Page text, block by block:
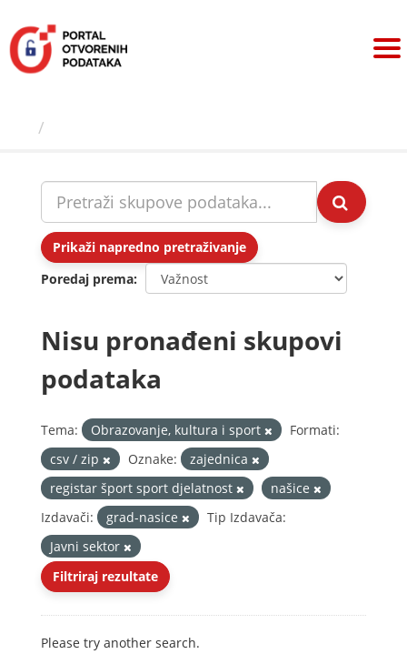
sadržaj
Prikaži napredno pretraživanje
Poredaj prema
Nisu pronađeni skupovi
podataka
Tema: Obrazovanje, kultura i sport
Formati:
csv / zip
Oznake:
zajednica
registar šport sport djelatnost
našice
Izdavači:
grad-nasice
Tip Izdavača:
Javni sektor
Filtriraj rezultate
Please try another search.